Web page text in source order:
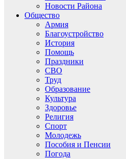
Новости Района
Общество
Армия
Благоустройство
История
Помощь
Праздники
СВО
Труд
Образование
Культура
Здоровье
Религия
Спорт
Молодежь
Пособия и Пенсии
Погода